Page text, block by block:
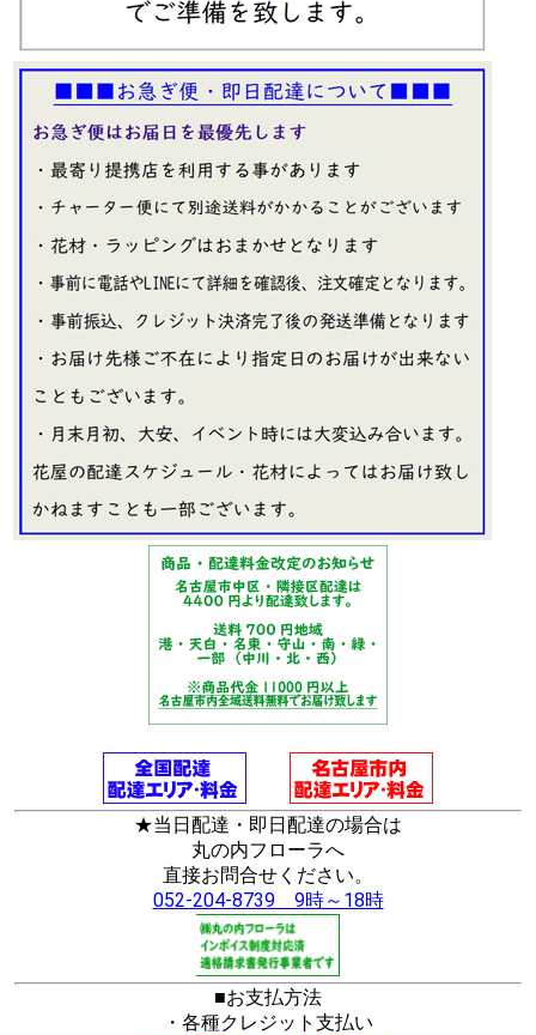
★当日配達・即日配達の場合は
丸の内フローラへ
直接お問合せください。
052-204-8739 9時～18時
■お支払方法
・各種クレジット支払い